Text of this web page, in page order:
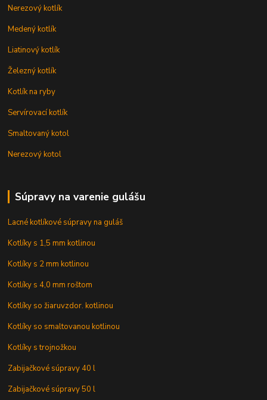
Nerezový kotlík
Medený kotlík
Liatinový kotlík
Železný kotlík
Kotlík na ryby
Servírovací kotlík
Smaltovaný kotol
Nerezový kotol
Súpravy na varenie gulášu
Lacné kotlíkové súpravy na guláš
Kotlíky s 1,5 mm kotlinou
Kotlíky s 2 mm kotlinou
Kotlíky s 4,0 mm roštom
Kotlíky so žiaruvzdor. kotlinou
Kotlíky so smaltovanou kotlinou
Kotlíky s trojnožkou
Zabijačkové súpravy 40 l
Zabijačkové súpravy 50 l